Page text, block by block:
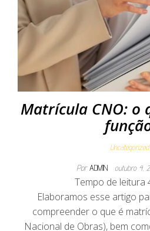
Matrícula CNO: o
Uncategorized
Por ADMIN outubro 4,
Tempo de leitura
Elaboramos esse artigo
compreender o que é
Nacional de Obras), bem